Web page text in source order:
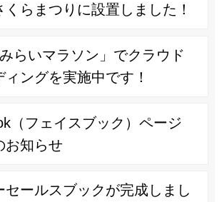
くらまつりに設置しました！
みらいマラソン」でクラウド
ィングを実施中です！
（フェイスブック）ページ
お知らせ
セールスブックが完成しまし